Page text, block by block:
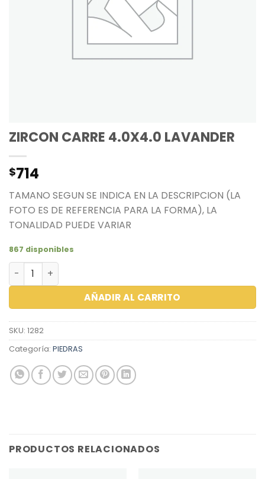
ZIRCON CARRE 4.0X4.0 LAVANDER
$714
TAMANO SEGUN SE INDICA EN LA DESCRIPCION (LA
FOTO ES DE REFERENCIA PARA LA FORMA), LA
TONALIDAD PUEDE VARIAR
867 disponibles
ZIRCON CARRE 4.0X4.0 LAVANDER cantidad
AÑADIR AL CARRITO
SKU: 1282
Categoría: PIEDRAS
PRODUCTOS RELACIONADOS